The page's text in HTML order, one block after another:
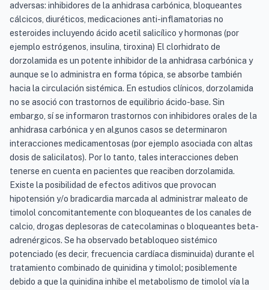
adversas: inhibidores de la anhidrasa carbónica, bloqueantes
cálcicos, diuréticos, medicaciones anti-inflamatorias no
esteroides incluyendo ácido acetil salicílico y hormonas (por
ejemplo estrógenos, insulina, tiroxina) El clorhidrato de
dorzolamida es un potente inhibidor de la anhidrasa carbónica y
aunque se lo administra en forma tópica, se absorbe también
hacia la circulación sistémica. En estudios clínicos, dorzolamida
no se asoció con trastornos de equilibrio ácido-base. Sin
embargo, sí se informaron trastornos con inhibidores orales de la
anhidrasa carbónica y en algunos casos se determinaron
interacciones medicamentosas (por ejemplo asociada con altas
dosis de salicilatos). Por lo tanto, tales interacciones deben
tenerse en cuenta en pacientes que reaciben dorzolamida.
Existe la posibilidad de efectos aditivos que provocan
hipotensión y/o bradicardia marcada al administrar maleato de
timolol concomitantemente con bloqueantes de los canales de
calcio, drogas deplesoras de catecolaminas o bloqueantes beta-
adrenérgicos. Se ha observado betabloqueo sistémico
potenciado (es decir, frecuencia cardíaca disminuida) durante el
tratamiento combinado de quinidina y timolol; posiblemente
debido a que la quinidina inhibe el metabolismo de timolol vía la